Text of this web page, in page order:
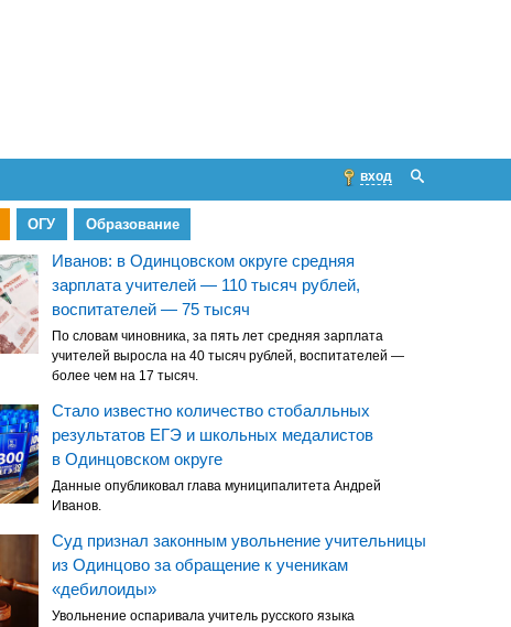
вход
ОГУ Образование
Иванов: в Одинцовском округе средняя
зарплата учителей — 110 тысяч рублей,
воспитателей — 75 тысяч
По словам чиновника, за пять лет средняя зарплата
учителей выросла на 40 тысяч рублей, воспитателей —
более чем на 17 тысяч.
Стало известно количество стобалльных
результатов ЕГЭ и школьных медалистов
в Одинцовском округе
Данные опубликовал глава муниципалитета Андрей
Иванов.
Суд признал законным увольнение учительницы
из Одинцово за обращение к ученикам
«дебилоиды»
Увольнение оспаривала учитель русского языка